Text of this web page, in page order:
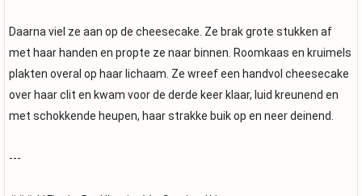
Daarna viel ze aan op de cheesecake. Ze brak grote stukken af
met haar handen en propte ze naar binnen. Roomkaas en kruimels
plakten overal op haar lichaam. Ze wreef een handvol cheesecake
over haar clit en kwam voor de derde keer klaar, luid kreunend en
met schokkende heupen, haar strakke buik op en neer deinend.
---